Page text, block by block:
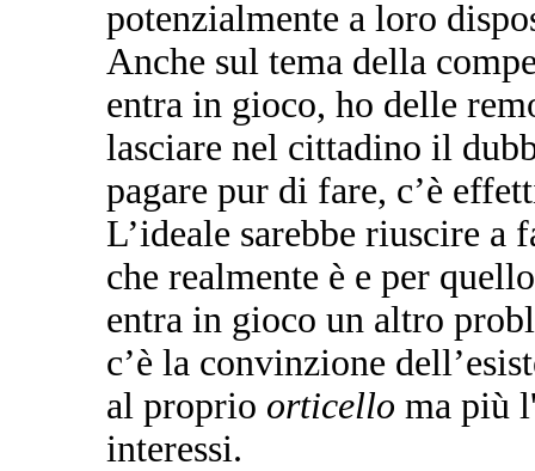
potenzialmente a loro
Anche sul tema della
entra in gioco, ho delle
lasciare nel cittadino il
pagare pur di fare, c’è
L’ideale sarebbe riuscire a
che realmente è e per
entra in gioco un altro
c’è la convinzione
al proprio orticello ma più
interessi.